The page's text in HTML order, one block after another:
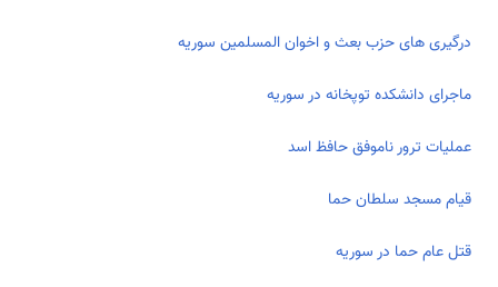
درگیری­ های حزب بعث و اخوان المسلمین سوریه
ماجرای دانشکده توپخانه در سوریه
عملیات ترور ناموفق حافظ اسد
قیام مسجد سلطان حما
قتل عام حما در سوریه